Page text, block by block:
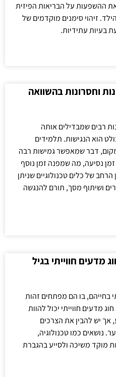
את ההשפעות על הבריאות הפיזית
זיהוי סימנים מוקדמים של
בעיות עתידיות.
וחסרונות בהשוואה
רבים שמבדילים אותה
הוא הנגישות. תלמידים
דבר שמאפשר גמישות רבה
נסיעה, מה שמפנה זמן נוסף
הרחב של כלים טכנולוגיים שניתן
ושיתוף מסך, תורם להנגשה
מדעים חווייתי בגיל
בחייהם, בו הם מפתחים זהות
מדעים חווייתי יכול להוות
יש להבין את הצרכים
נושאים כמו טכנולוגיה,
מוקד משיכה ולסייע בהגברת